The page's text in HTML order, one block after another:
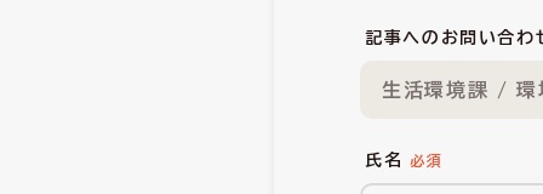
記事へのお問い合わ
生活環境課 / 環
氏名